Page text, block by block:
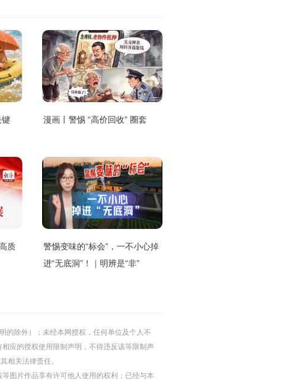
键
漫画丨警惕 “高价回收” 圈套
质
警惕变味的“标会”，一不小心掉
进“无底洞”！｜明辨是“非”
的除外）；未经本网授权，任何单位及个人不
应的授权使用限制声明，不得违反该等限制声
相关法律责任。
图片作品享有许可他人使用的权利；已经与本